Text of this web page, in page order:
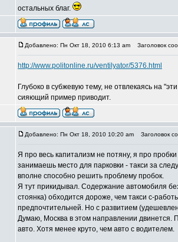
остальных благ.
Добавлено: Пн Окт 18, 2010 6:13 am Заголовок
http://www.politonline.ru/ventilyator/5376.html
Глубоко в субжевую тему, не отвлекаясь на
сияющий пример приводит.
Добавлено: Пн Окт 18, 2010 10:20 am Заголовок
Я про весь капитализм не потяну, я про
занимаешь место для парковки - такси за
вполне способно решить проблему пробок.
Я тут прикидывал. Содержание автомобиля
стоянка) обходится дороже, чем такси с-
предпочтительней. Но с развитием
Думаю, Москва в этом направлении двинется.
авто. Хотя менее круто, чем авто с водителем.